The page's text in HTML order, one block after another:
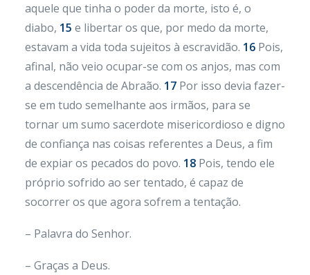
aquele que tinha o poder da morte, isto é, o
diabo, 15 e libertar os que, por medo da morte,
estavam a vida toda sujeitos à escravidão. 16 Pois,
afinal, não veio ocupar-se com os anjos, mas com
a descendência de Abraão. 17 Por isso devia fazer-
se em tudo semelhante aos irmãos, para se
tornar um sumo sacerdote misericordioso e digno
de confiança nas coisas referentes a Deus, a fim
de expiar os pecados do povo. 18 Pois, tendo ele
próprio sofrido ao ser tentado, é capaz de
socorrer os que agora sofrem a tentação.
– Palavra do Senhor.
– Graças a Deus.